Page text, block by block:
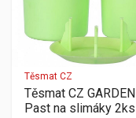
Těsmat CZ
Těsmat CZ GARDEN
Past na slimáky 2ks